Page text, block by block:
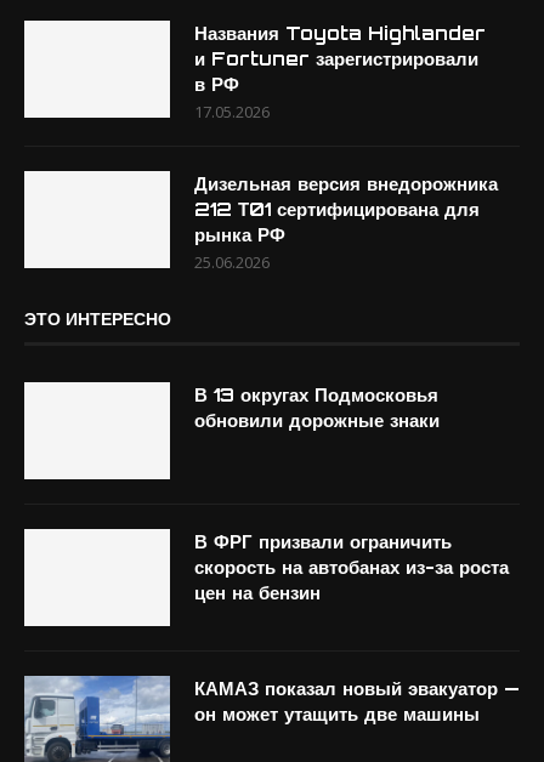
Названия Toyota Highlander
и Fortuner зарегистрировали
в РФ
17.05.2026
Дизельная версия внедорожника
212 Т01 сертифицирована для
рынка РФ
25.06.2026
ЭТО ИНТЕРЕСНО
В 13 округах Подмосковья
обновили дорожные знаки
В ФРГ призвали ограничить
скорость на автобанах из-за роста
цен на бензин
КАМАЗ показал новый эвакуатор —
он может утащить две машины